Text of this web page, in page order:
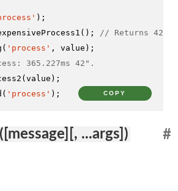
();
// Returns 42
( 'process'
365.227ms 42".
( 'process' ); COPY
...args]) #